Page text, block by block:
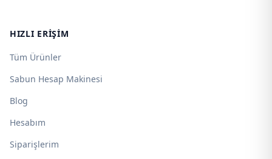
HIZLI ERIŞIM
Tüm Ürünler
Sabun Hesap Makinesi
Blog
Hesabım
Siparişlerim